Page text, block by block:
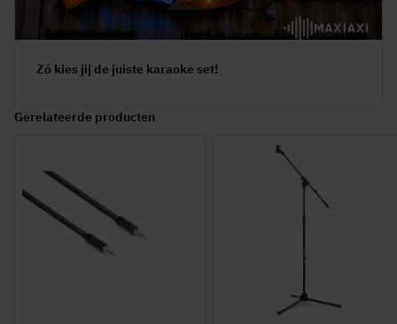
Zó kies jij de juiste karaoke set!
Gerelateerde producten